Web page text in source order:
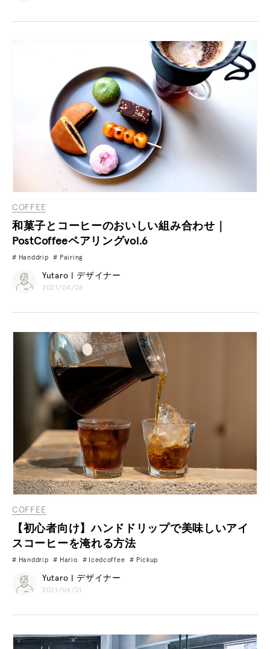
COFFEE
和菓子とコーヒーのおいしい組み合わせ｜
PostCoffeeペアリングvol.6
Handdrip Pairing
Yutaro | デザイナー
2021/04/26
COFFEE
【初心者向け】ハンドドリップで美味しいアイ
スコーヒーを淹れる方法
Handdrip Hario Icedcoffee Pickup
Yutaro | デザイナー
2021/04/21